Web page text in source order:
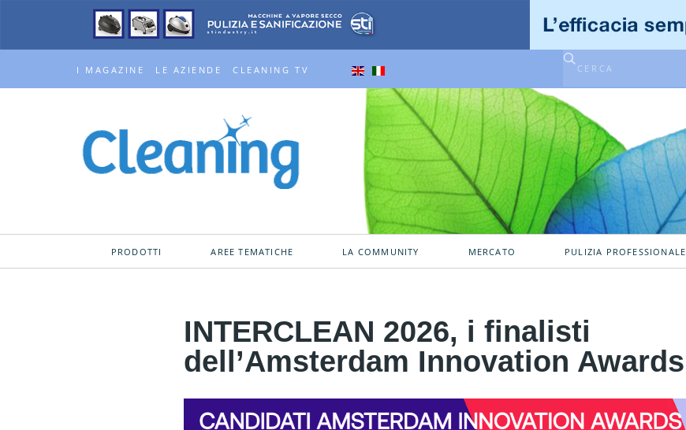
I MAGAZINE LE AZIENDE CLEANING TV
PRODOTTI AREE TEMATICHE LA COMMUNITY MERCATO PULIZIA PROFESSIONALE
INTERCLEAN 2026, i finalisti
dell’Amsterdam Innovation Awards